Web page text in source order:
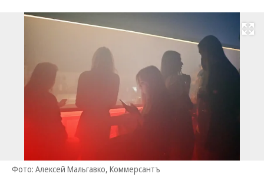
Развернуть
Фото: Алексей Мальгавко, Коммерсантъ